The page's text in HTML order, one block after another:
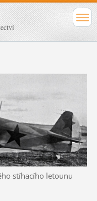
stíhacího letounu